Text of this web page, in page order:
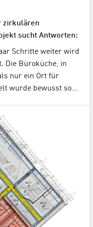
zirkulären
sucht Antworten:
Schritte weiter wird
Die Büroküche, in
nur ein Ort für
wurde bewusst so…